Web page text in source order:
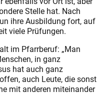
Stelle hat. Nach
ihre Ausbildung fort, auf
viele Prüfungen.
im Pfarrberuf: „Man
in ganz
hat auch ganz
auch Leute, die sonst
mit anderen miteinander